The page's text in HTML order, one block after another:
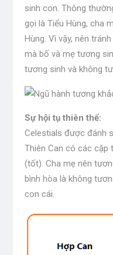
sinh con. Thông
gọi là Tiểu Hùng, cha
Hùng. Vì vậy, nên
mà bố và mẹ tương
tương sinh và không
Sự hội tụ thiên thể:
Celestials được đánh
Thiên Can có các cặp
(tốt). Cha mẹ nên
bình hòa là không
con cái.